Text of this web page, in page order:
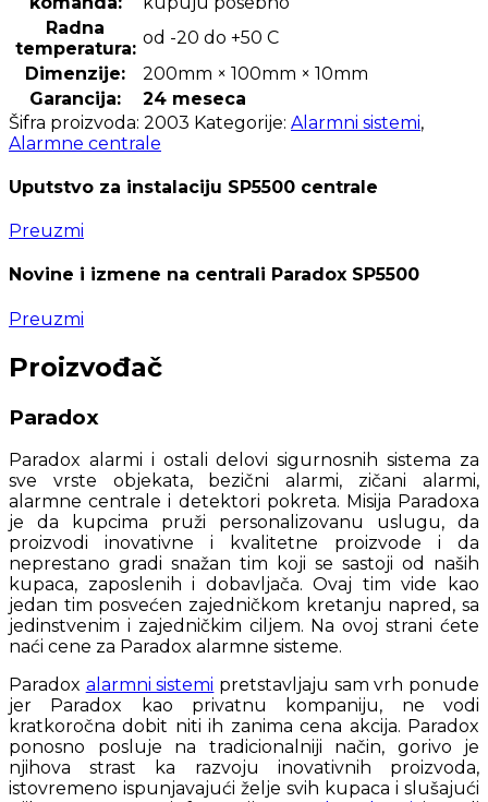
Radna
temperatura:
od -20 do +50 C
Dimenzije:
200mm × 100mm × 10mm
Garancija:
24 meseca
Šifra proizvoda: 2003 Kategorije: Alarmni sistemi,
Alarmne centrale
Uputstvo za instalaciju SP5500 centrale
Preuzmi
Novine i izmene na centrali Paradox SP5500
Preuzmi
Proizvođač
Paradox
Paradox alarmi i ostali delovi sigurnosnih sistema za
sve vrste objekata, bezični alarmi, zičani alarmi,
alarmne centrale i detektori pokreta. Misija Paradoxa
je da kupcima pruži personalizovanu uslugu, da
proizvodi inovativne i kvalitetne proizvode i da
neprestano gradi snažan tim koji se sastoji od naših
kupaca, zaposlenih i dobavljača. Ovaj tim vide kao
jedan tim posvećen zajedničkom kretanju napred, sa
jedinstvenim i zajedničkim ciljem. Na ovoj strani ćete
naći cene za Paradox alarmne sisteme.
Paradox alarmni sistemi pretstavljaju sam vrh ponude
jer Paradox kao privatnu kompaniju, ne vodi
kratkoročna dobit niti ih zanima cena akcija. Paradox
ponosno posluje na tradicionalniji način, gorivo je
njihova strast ka razvoju inovativnih proizvoda,
istovremeno ispunjavajući želje svih kupaca i slušajući